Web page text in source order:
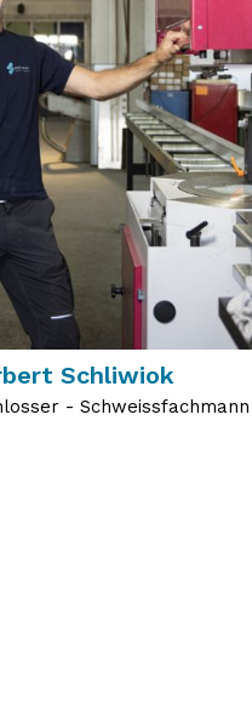
Schliwiok
- Schweissfachmann